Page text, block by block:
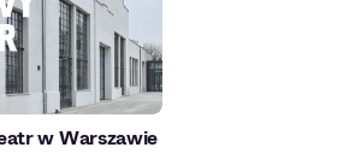
w Warszawie